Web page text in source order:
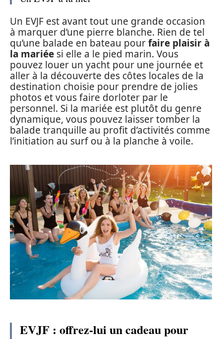
Un EVJF est avant tout une grande occasion
à marquer d’une pierre blanche. Rien de tel
qu’une balade en bateau pourfaire plaisir à
la mariée si elle a le pied marin. Vous
pouvez louer un yacht pour une journée et
aller à la découverte des côtes locales de la
destination choisie pour prendre de jolies
photos et vous faire dorloter par le
personnel. Si la mariée est plutôt du genre
dynamique, vous pouvez laisser tomber la
balade tranquille au profit d’activités comme
l’initiation au surf ou à la planche à voile.
EVJF : offrez-lui un cadeau pour